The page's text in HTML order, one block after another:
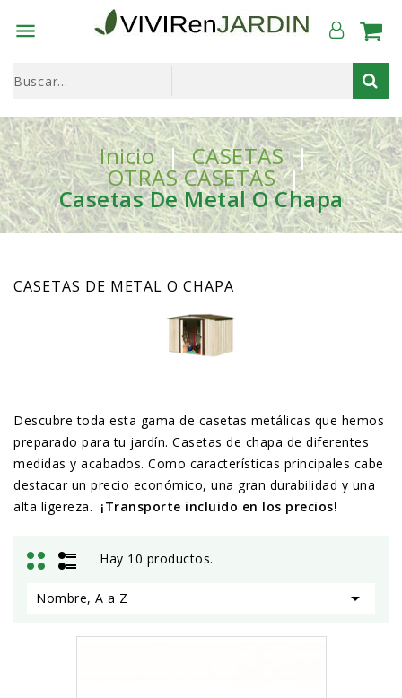

Inicio CASETAS
OTRAS CASETAS
Casetas De Metal O Chapa
CASETAS DE METAL O CHAPA
Descubre toda esta gama de casetas metálicas que hemos
preparado para tu jardín. Casetas de chapa de diferentes
medidas y acabados. Como características principales cabe
destacar un precio económico, una gran durabilidad y una
alta ligereza. ¡Transporte incluido en los precios!
Hay 10 productos.
Nombre, A a Z 